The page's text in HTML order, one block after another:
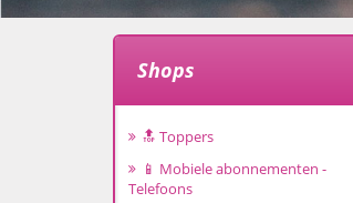
Shops
🔝 Toppers
📱 Mobiele abonnementen -
Telefoons